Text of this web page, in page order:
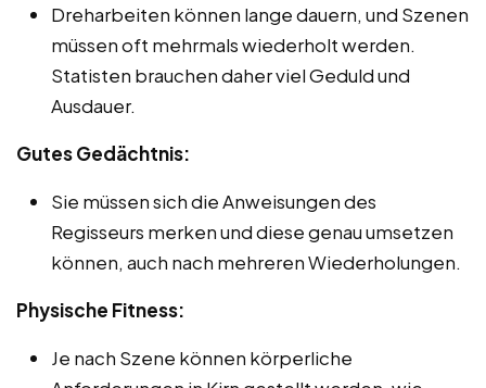
Dreharbeiten können lange dauern, und Szenen
müssen oft mehrmals wiederholt werden.
Statisten brauchen daher viel Geduld und
Ausdauer.
Gutes Gedächtnis:
Sie müssen sich die Anweisungen des
Regisseurs merken und diese genau umsetzen
können, auch nach mehreren Wiederholungen.
Physische Fitness:
Je nach Szene können körperliche